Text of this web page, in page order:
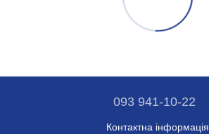
093 941-10-22
Контактна інформація